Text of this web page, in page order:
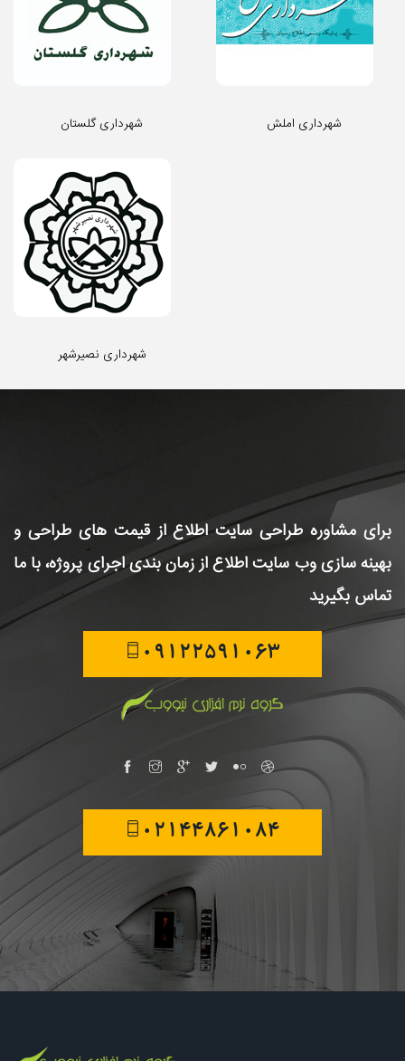
شهرداری گلستان شهرداری املش
شهرداری نصیرشهر
برای مشاوره طراحی سایتاطلاع از قیمت های طراحی و
بهینه سازی وب سایتاطلاع از زمان بندی اجرای پروژه، با ما
تماس بگیرید
09122591063
02144861084